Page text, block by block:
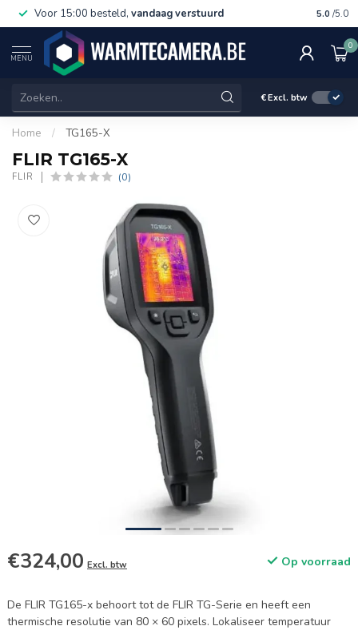
Voor 15:00 besteld, vandaag verstuurd Gratis
5.0 /5.0
MENU
0
€Excl. btw
Home / TG165-X
FLIR TG165-X
FLIR (0)
€324,00 Excl. btw Op voorraad
De FLIR TG165-x behoort tot de FLIR TG-Serie en heeft een
thermische resolutie van 80 × 60 pixels. Lokaliseer temperatuur